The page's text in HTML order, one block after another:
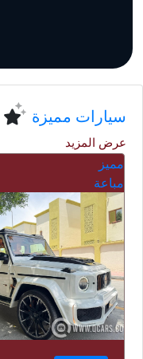
سيارات مميزة
عرض المزيد
مميز
مباعة